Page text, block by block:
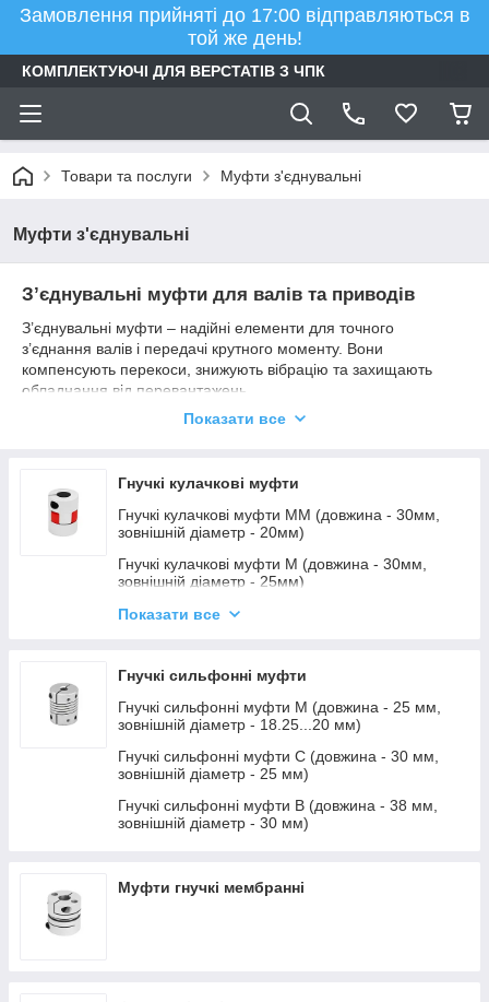
Замовлення прийняті до 17:00 відправляються в
той же день!
КОМПЛЕКТУЮЧІ ДЛЯ ВЕРСТАТІВ З ЧПК
Товари та послуги Муфти з'єднувальні
Муфти з'єднувальні
З’єднувальні муфти для валів та приводів
З’єднувальні муфти – надійні елементи для точного
з’єднання валів і передачі крутного моменту. Вони
компенсують перекоси, знижують вібрацію та захищають
обладнання від перевантажень.
ви знайдете:
фланцеві й втулково-пальцеві,
компактні рішення для ЧПУ.
✅ Надійність і довговічність
✅ Простий монтаж
✅ Широкий вибір розмірів
Показати все
Гнучкі кулачкові муфти
Гнучкі кулачкові муфти ММ (довжина - 30мм,
зовнішній діаметр - 20мм)
Гнучкі кулачкові муфти М (довжина - 30мм,
зовнішній діаметр - 25мм)
Гнучкі кулачкові муфти С (довжина - 35...40 мм,
зовнішній діаметр - 40мм)
Еластичні зубчасті вінці (еластомери) для муфт
Показати все
Гнучкі сильфонні муфти
Гнучкі сильфонні муфти М (довжина - 25 мм,
зовнішній діаметр - 18.25...20 мм)
Гнучкі сильфонні муфти С (довжина - 30 мм,
зовнішній діаметр - 25 мм)
Гнучкі сильфонні муфти В (довжина - 38 мм,
зовнішній діаметр - 30 мм)
Муфти гнучкі мембранні